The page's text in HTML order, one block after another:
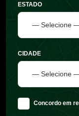
ESTADO
CIDADE
Concordo em